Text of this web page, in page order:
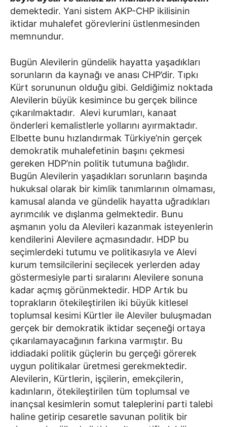
demektedir. Yani sistem AKP-CHP ikilisinin
iktidar muhalefet görevlerini üstlenmesinden
memnundur.
Bugün Alevilerin gündelik hayatta yaşadıkları
sorunların da kaynağı ve anası CHP’dir. Tıpkı
Kürt sorununun olduğu gibi. Geldiğimiz noktada
Alevilerin büyük kesimince bu gerçek bilince
çıkarılmaktadır. Alevi kurumları, kanaat
önderleri kemalistlerle yollarını ayırmaktadır.
Elbette bunu hızlandırmak Türkiye’nin gerçek
demokratik muhalefetinin başını çekmesi
gereken HDP’nin politik tutumuna bağlıdır.
Bugün Alevilerin yaşadıkları sorunların başında
hukuksal olarak bir kimlik tanımlarının olmaması,
kamusal alanda ve gündelik hayatta uğradıkları
ayrımcılık ve dışlanma gelmektedir. Bunu
aşmanın yolu da Alevileri kazanmak isteyenlerin
kendilerini Alevilere açmasındadır. HDP bu
seçimlerdeki tutumu ve politikasıyla ve Alevi
kurum temsilcilerini seçilecek yerlerden aday
göstermesiyle parti sıralarını Alevilere sonuna
kadar açmış görünmektedir. HDP Artık bu
toprakların ötekileştirilen iki büyük kitlesel
toplumsal kesimi Kürtler ile Aleviler buluşmadan
gerçek bir demokratik iktidar seçeneği ortaya
çıkarılamayacağının farkına varmıştır. Bu
iddiadaki politik güçlerin bu gerçeği görerek
uygun politikalar üretmesi gerekmektedir.
Alevilerin, Kürtlerin, işçilerin, emekçilerin,
kadınların, ötekileştirilen tüm toplumsal ve
inançsal kesimlerin somut taleplerini parti talebi
haline getirip cesaretle savunan politik bir